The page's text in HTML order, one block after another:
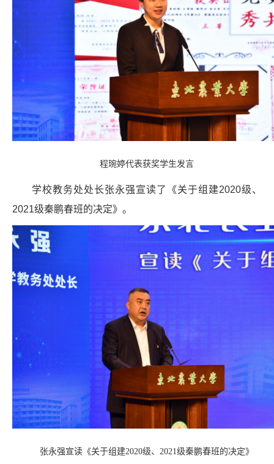
程琬婷代表获奖学生发言
学校教务处处长张永强宣读了《关于组建2020级、
2021级秦鹏春班的决定》。
张永强宣读《关于组建2020级、2021级秦鹏春班的决定》